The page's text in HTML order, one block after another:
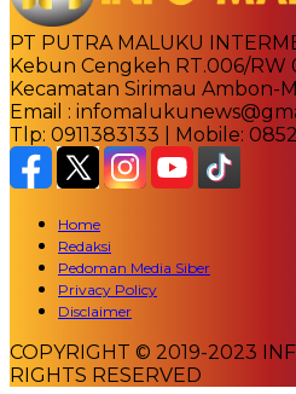
PT PUTRA MALUKU
Kebun Cengkeh RT.006/RW
Kecamatan Sirimau Ambon-
Email :
Tlp: 0911383133 | Mobile:
Home
Redaksi
Pedoman Media Siber
Privacy Policy
Disclaimer
COPYRIGHT © 2019-2023
RIGHTS RESERVED